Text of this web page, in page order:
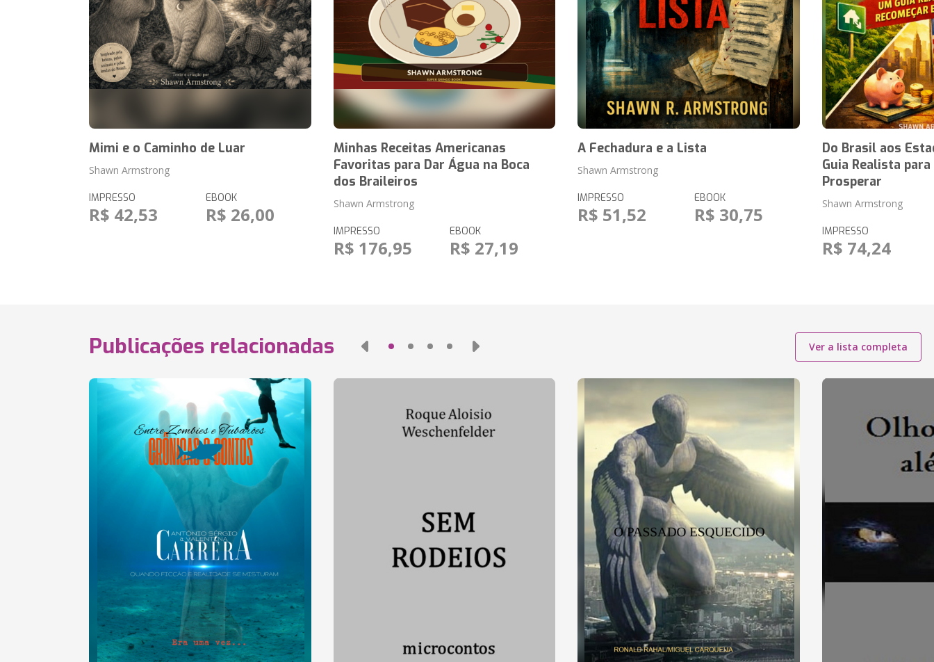
Mimi e o Caminho de Luar
Shawn Armstrong
IMPRESSO
R$ 42,53
EBOOK
R$ 26,00
Minhas Receitas Americanas
Favoritas para Dar Água na Boca
dos Braileiros
Shawn Armstrong
IMPRESSO
R$ 176,95
EBOOK
R$ 27,19
A Fechadura e a Lista
Shawn Armstrong
IMPRESSO
R$ 51,52
EBOOK
R$ 30,75
Do Brasil aos
Guia Realista
Prosperar
Shawn Armstrong
IMPRESSO
R$ 74,24
Publicações relacionadas Ver a lista completa